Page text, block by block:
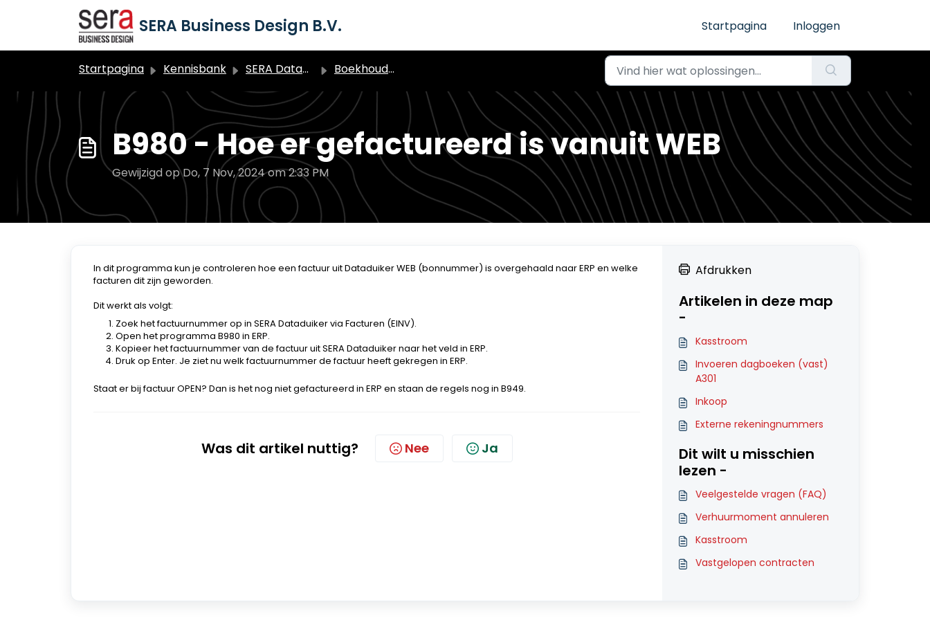
Doorgaan naar hoofdinhoud
SERA Business Design B.V. Startpagina Inloggen
Startpagina Kennisbank SERA Dataduiker Financiële administratie Boekhoudmodule met ERP - Boekhouding & Administratie
B980 - Hoe er gefactureerd is vanuit WEB
Gewijzigd op Do, 7 Nov, 2024 om 2:33 PM
In dit programma kun je controleren hoe een factuur uit Dataduiker WEB (bonnummer) is overgehaald naar ERP en welke
facturen dit zijn geworden.
Dit werkt als volgt:
Zoek het factuurnummer op in SERA Dataduiker via Facturen (EINV).
Open het programma B980 in ERP.
Kopieer het factuurnummer van de factuur uit SERA Dataduiker naar het veld in ERP.
Druk op Enter. Je ziet nu welk factuurnummer de factuur heeft gekregen in ERP.
Staat er bij factuur OPEN? Dan is het nog niet gefactureerd in ERP en staan de regels nog in B949.
Was dit artikel nuttig? Nee Ja
Afdrukken
Artikelen in deze map
-
Kasstroom
Invoeren dagboeken (vast)
A301
Inkoop
Externe rekeningnummers
Dit wilt u misschien
lezen -
Veelgestelde vragen (FAQ)
Verhuurmoment annuleren
Kasstroom
Vastgelopen contracten